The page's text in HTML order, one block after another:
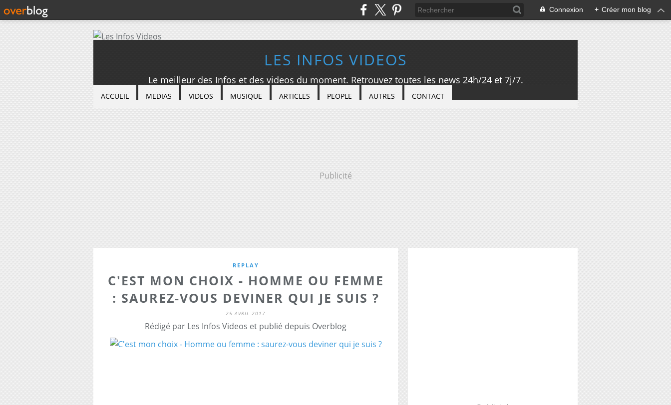
Connexion + Créer mon blog
LES INFOS VIDEOS
Le meilleur des Infos et des videos du moment. Retrouvez toutes les news 24h/24 et 7j/7.
ACCUEIL MEDIAS VIDEOS MUSIQUE ARTICLES PEOPLE AUTRES CONTACT
Publicité
REPLAY
C'EST MON CHOIX - HOMME OU FEMME
: SAUREZ-VOUS DEVINER QUI JE SUIS ?
25 AVRIL 2017
Rédigé par Les Infos Videos et publié depuis Overblog